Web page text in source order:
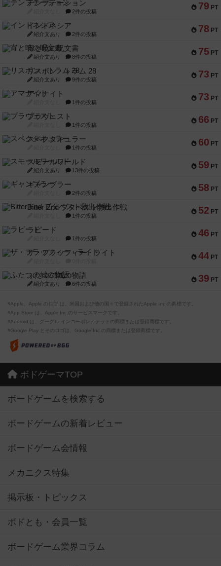
79 PT
テンプテーション
2件の投稿
78 PT
インドネシア
紹介文あり 2件の投稿
75 PT
宵と暁の呪文書
紹介文あり 8件の投稿
73 PT
リスボン・トラム 28
紹介文あり 9件の投稿
73 PT
アマナイト
1件の投稿
66 PT
ブラヴェスト
1件の投稿
60 PT
スペクタキュラー
1件の投稿
59 PT
スモールワールド
紹介文あり 13件の投稿
58 PT
ギャンブラー
2件の投稿
52 PT
Bitter End ブタペスト救出作戦
1件の投稿
46 PT
ラピード
1件の投稿
44 PT
ザ・フラッフィー・ライト
39 PT
ふたつの城の物語
紹介文あり 6件の投稿
※Apple、Apple のロゴ は、米国および他の国々で登録されたApple Inc.の商標です。
※App Store は、Apple Inc.のサービスマークです。
※Android は、グーグル インコーポレイテッドの商標または登録商標です。
※Google Play とそのロゴは、Google Inc.の商標または登録商標です。
ボドゲーマTOP
ボードゲームを検索する
ボードゲームの新着レビュー
ボードゲーム会情報
メカニクス特集
掲示板・トピックス
ボドとも・会員一覧
ボードゲーム業界コラム